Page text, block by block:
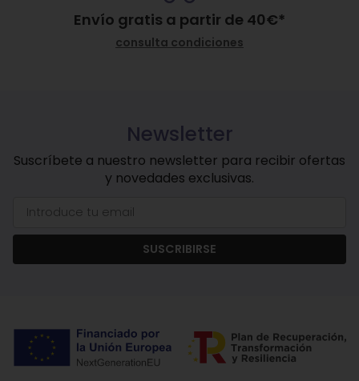
Envío gratis a partir de 40€*
consulta condiciones
Newsletter
Suscríbete a nuestro newsletter para recibir ofertas
y novedades exclusivas.
SUSCRIBIRSE